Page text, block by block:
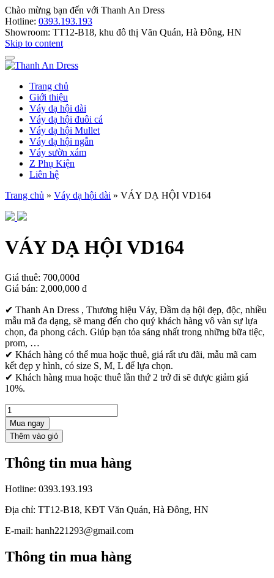
Chào mừng bạn đến với Thanh An Dress
Hotline: 0393.193.193
Showroom: TT12-B18, khu đô thị Văn Quán, Hà Đông, HN
Skip to content
Trang chủ
Giới thiệu
Váy dạ hội dài
Váy dạ hội đuôi cá
Váy dạ hội Mullet
Váy dạ hội ngắn
Váy sườn xám
Z Phụ Kiện
Liên hệ
Trang chủ » Váy dạ hội dài » VÁY DẠ HỘI VD164
VÁY DẠ HỘI VD164
Giá thuê: 700,000đ
Giá bán: 2,000,000 đ
✔ Thanh An Dress , Thương hiệu Váy, Đầm dạ hội đẹp, độc, nhiều
mẫu mã đa dạng, sẽ mang đến cho quý khách hàng vô vàn sự lựa
chọn, đa phong cách. Giúp bạn tỏa sáng nhất trong những bữa tiệc,
prom, …
✔ Khách hàng có thể mua hoặc thuê, giá rất ưu đãi, mẫu mã cam
kết đẹp y hình, có size S, M, L để lựa chọn.
✔ Khách hàng mua hoặc thuê lần thứ 2 trở đi sẽ được giảm giá
10%.
Mua ngay
Thông tin mua hàng
Hotline: 0393.193.193
Địa chỉ: TT12-B18, KĐT Văn Quán, Hà Đông, HN
E-mail: hanh221293@gmail.com
Thông tin mua hàng